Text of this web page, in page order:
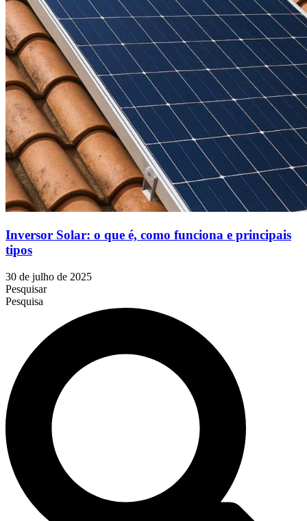
Inversor Solar: o que é, como funciona e principais
tipos
30 de julho de 2025
Pesquisar
Pesquisa